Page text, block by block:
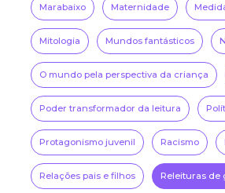
Marabaixo Maternidade
Mitologia Mundos fantásticos
O mundo pela perspectiva da criança
Poder transformador da leitura
Protagonismo juvenil Racismo
Relações pais e filhos Releituras de